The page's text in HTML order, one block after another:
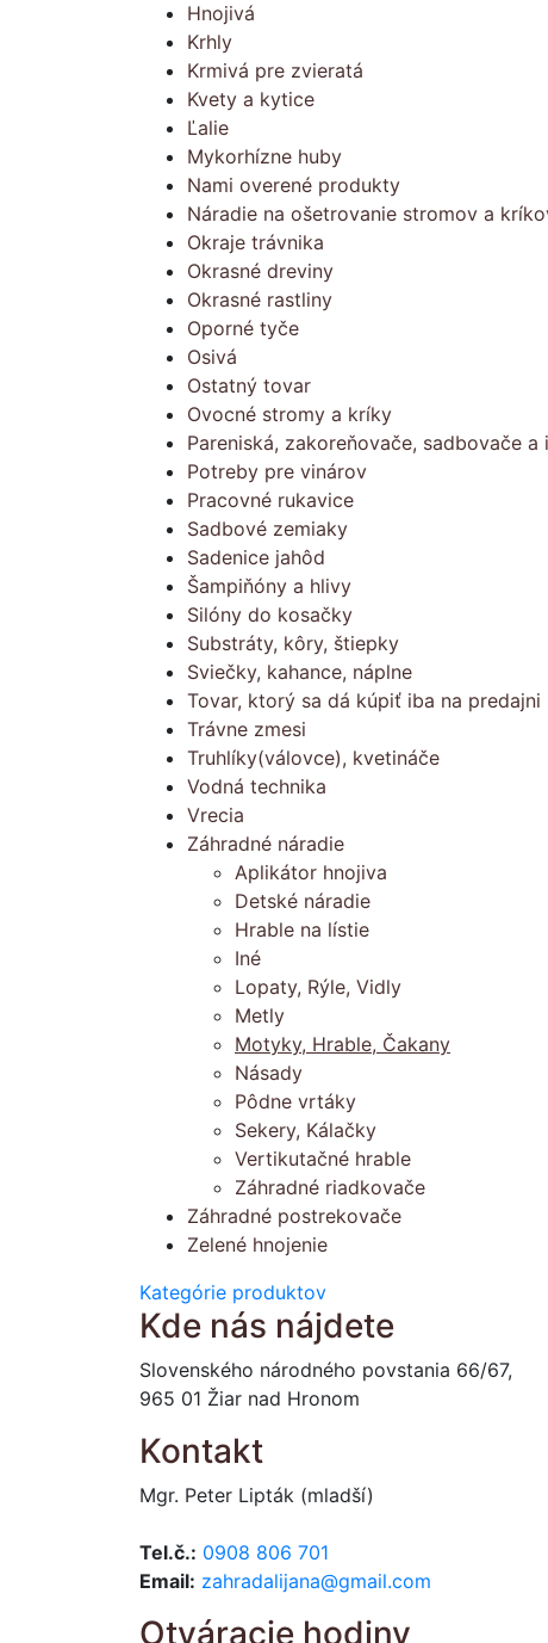
Hnojivá
Krhly
Krmivá pre zvieratá
Kvety a kytice
Ľalie
Mykorhízne huby
Nami overené produkty
Náradie na ošetrovanie stromov a
Okraje trávnika
Okrasné dreviny
Okrasné rastliny
Oporné tyče
Osivá
Ostatný tovar
Ovocné stromy a kríky
Pareniská, zakoreňovače, sadbovače a
Potreby pre vinárov
Pracovné rukavice
Sadbové zemiaky
Sadenice jahôd
Šampiňóny a hlivy
Silóny do kosačky
Substráty, kôry, štiepky
Sviečky, kahance, náplne
Tovar, ktorý sa dá kúpiť iba na predajni
Trávne zmesi
Truhlíky(válovce), kvetináče
Vodná technika
Vrecia
Záhradné náradie
Aplikátor hnojiva
Detské náradie
Hrable na lístie
Iné
Lopaty, Rýle, Vidly
Metly
Motyky, Hrable, Čakany
Násady
Pôdne vrtáky
Sekery, Kálačky
Vertikutačné hrable
Záhradné riadkovače
Záhradné postrekovače
Zelené hnojenie
Kategórie produktov
Kde nás nájdete
Slovenského národného povstania 66/67,
965 01 Žiar nad Hronom
Kontakt
Mgr. Peter Lipták (mladší)
Tel.č.: 0908 806 701
Email: zahradalijana@gmail.com
Otváracie hodiny